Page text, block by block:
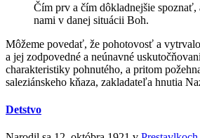
Čím prv a čím dôkladnejšie spoznať,
nami v danej situácii Boh.
Môžeme povedať, že pohotovosť a
a jej zodpovedné a neúnavné
charakteristiky pohnutého, a pritom
saleziánskeho kňaza, zakladateľa hnutia
Detstvo